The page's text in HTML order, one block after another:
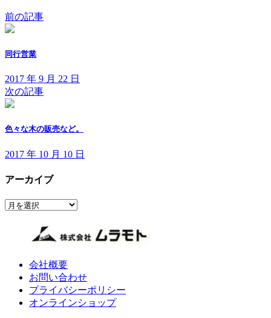
前の記事
同行営業
2017 年 9 月 22 日
次の記事
色々な木の販売など。
2017 年 10 月 10 日
アーカイブ
ア
会社概要
お問い合わせ
プライバシーポリシー
オンラインショップ